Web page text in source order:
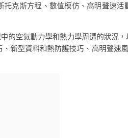
克斯方程、數值模仿、高明聲速活
的空氣動力學和熱力學周遭的狀況
新型資料和熱防護技巧、高明聲速